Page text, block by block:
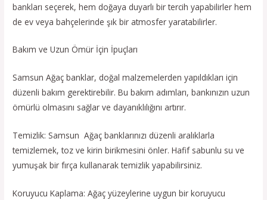
bankları seçerek, hem doğaya duyarlı bir tercih yapabilirler hem
de ev veya bahçelerinde şık bir atmosfer yaratabilirler.
Bakım ve Uzun Ömür İçin İpuçları
Samsun Ağaç banklar, doğal malzemelerden yapıldıkları için
düzenli bakım gerektirebilir. Bu bakım adımları, bankınızın uzun
ömürlü olmasını sağlar ve dayanıklılığını artırır.
Temizlik: Samsun Ağaç banklarınızı düzenli aralıklarla
temizlemek, toz ve kirin birikmesini önler. Hafif sabunlu su ve
yumuşak bir fırça kullanarak temizlik yapabilirsiniz.
Koruyucu Kaplama: Ağaç yüzeylerine uygun bir koruyucu